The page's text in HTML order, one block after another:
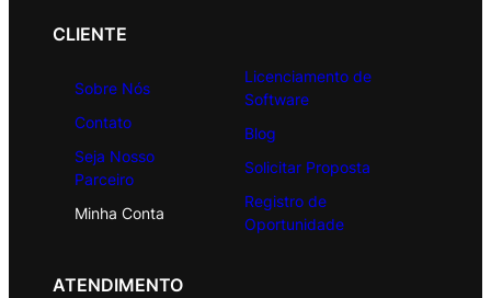
CLIENTE
Sobre Nós
Contato
Seja Nosso
Parceiro
Minha Conta
Licenciamento de
Software
Blog
Solicitar Proposta
Registro de
Oportunidade
ATENDIMENTO